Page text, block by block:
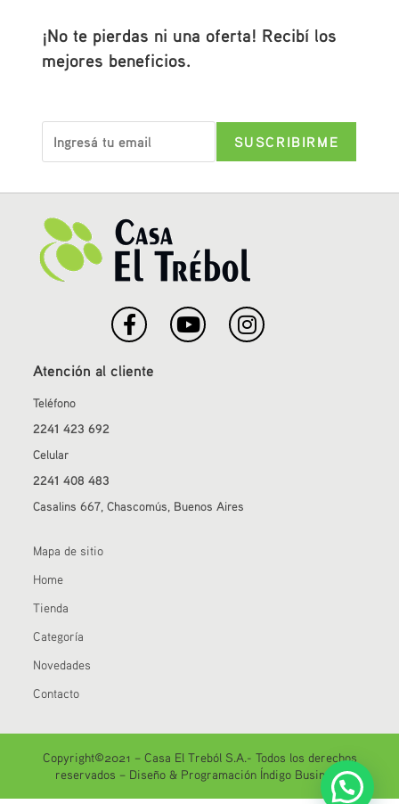
¡No te pierdas ni una oferta! Recibí los
mejores beneficios.
Atención al cliente
Teléfono
2241 423 692
Celular
2241 408 483
Casalins 667, Chascomús, Buenos Aires
Mapa de sitio
Home
Tienda
Categoría
Novedades
Contacto
Copyright©2021 – Casa El Treból S.A.- Todos los derechos
reservados – Diseño & Programación Índigo Business